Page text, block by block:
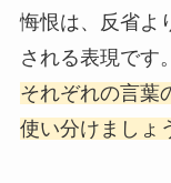
悔恨は、反省よ
される表現です。
それぞれの言葉
使い分けましょ